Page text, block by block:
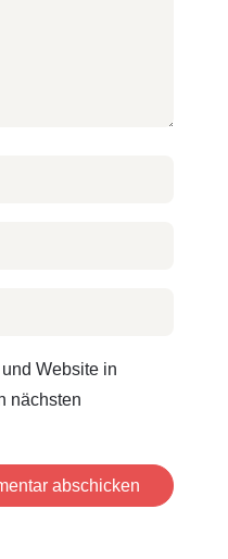
Website in
nächsten
abschicken